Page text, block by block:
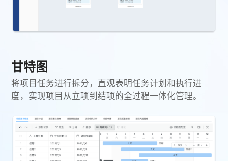
甘特图
将项目任务进行拆分，直观表明任务计划和执行进
度，实现项目从立项到结项的全过程一体化管理。